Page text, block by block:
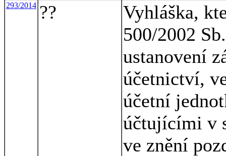
293/2014 ??
Vyhláška,
500/2002
ustanovení
účetnictví,
účetní
účtujícími v
ve znění